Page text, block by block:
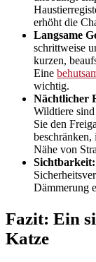
erhöht die
Langsame
schrittweise
kurzen,
Eine
wichtig.
Nächtlicher
Wildtiere
Sie den
beschränken,
Nähe von
Sichtbarkeit:
Dämmerung
Fazit: Ein
Katze